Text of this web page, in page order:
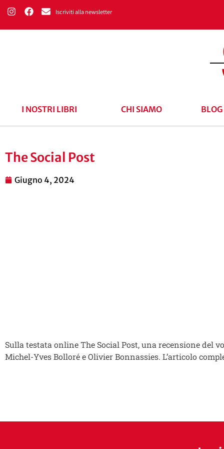
Iscriviti alla newsletter
I NOSTRI LIBRI CHI SIAMO BLOG
The Social Post
Giugno 4, 2024
Sulla testata online The Social Post, una recensione del
Michel-Yves Bolloré e Olivier Bonnassies. L’articolo